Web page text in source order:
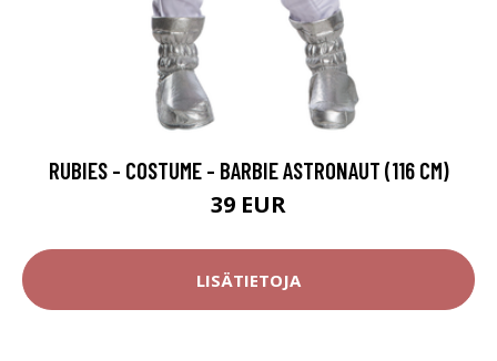
RUBIES - COSTUME - BARBIE ASTRONAUT (116 CM)
39 EUR
LISÄTIETOJA